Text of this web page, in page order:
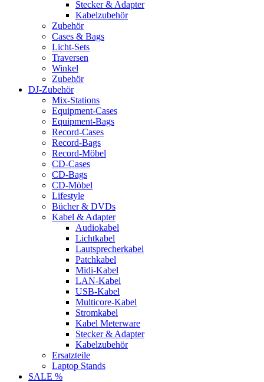
Stecker & Adapter
Kabelzubehör
Zubehör
Cases & Bags
Licht-Sets
Traversen
Winkel
Zubehör
DJ-Zubehör
Mix-Stations
Equipment-Cases
Equipment-Bags
Record-Cases
Record-Bags
Record-Möbel
CD-Cases
CD-Bags
CD-Möbel
Lifestyle
Bücher & DVDs
Kabel & Adapter
Audiokabel
Lichtkabel
Lautsprecherkabel
Patchkabel
Midi-Kabel
LAN-Kabel
USB-Kabel
Multicore-Kabel
Stromkabel
Kabel Meterware
Stecker & Adapter
Kabelzubehör
Ersatzteile
Laptop Stands
SALE %